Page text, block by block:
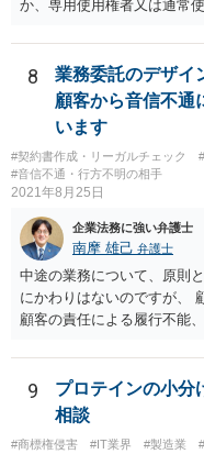
か、専用使用権者又は通常
も、その指定商品・指定役
て、審判を請求することが
商標を有する企業から対象
す。 いずれにしても、詳し
われますので、一度、商標
上、今後の方針の検討をな
8
業務委託のデザイ
顧客から音信不通
います
#契約書作成・リーガルチェック
#音信不通・行方不明の相手
2021年8月25日
企業法務に強い弁護士
南摩 雄己 弁護士
中途の業務について、原則
にかわりはないのですが、
顧客の責任による履行不能
などで 簡単にでもまとめて
として保存しておくことも
9
プロテインの小分
相談
#商標権侵害 #IT業界 #製造業